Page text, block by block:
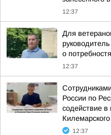
12:37
Для
о
12:37
России по
содействие в
12:37